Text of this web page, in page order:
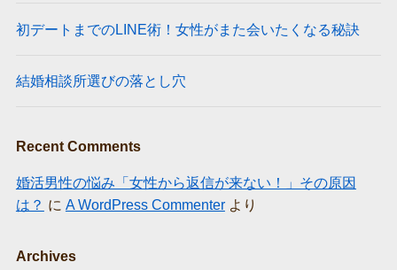
初デートまでのLINE術！女性がまた会いたくなる秘訣
結婚相談所選びの落とし穴
Recent Comments
婚活男性の悩み「女性から返信が来ない！」その原因
は？ に A WordPress Commenterより
Archives